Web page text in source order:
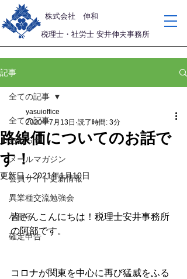
​株式会社 伸和
税理士・社労士 安井伸夫事務所
記事
全ての記事
お知らせ
メールマガジン
会員サイト更新情報
異業種交流勉強会
小冊子
確定申告
全ての記事
路線価についてのお話で
す！
yasuioffice
2020年7月13日 読了時間: 3分
更新日：2021年1月10日
皆さんこんにちは！税理士安井事務所
の阿部です。
コロナが関東を中心に再び猛威をふる